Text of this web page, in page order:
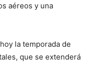
aéreos y una
la temporada de
que se extenderá